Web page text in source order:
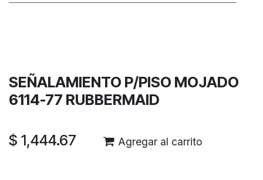
SEÑALAMIENTO P/PISO MOJADO
6114-77 RUBBERMAID
$ 1,444.67 Agregar al carrito